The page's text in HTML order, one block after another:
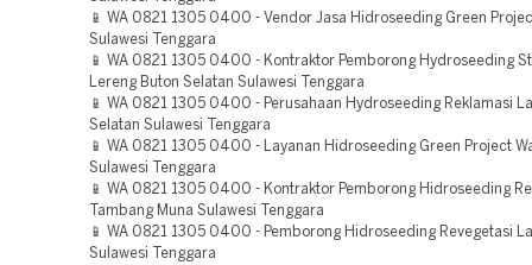
📱 WA 0821 1305 0400 - Vendor Jasa Hidroseeding Green
Sulawesi Tenggara
📱 WA 0821 1305 0400 - Kontraktor Pemborong Hydroseeding
Lereng Buton Selatan Sulawesi Tenggara
📱 WA 0821 1305 0400 - Perusahaan Hydroseeding Reklamasi
Selatan Sulawesi Tenggara
📱 WA 0821 1305 0400 - Layanan Hidroseeding Green Project
Sulawesi Tenggara
📱 WA 0821 1305 0400 - Kontraktor Pemborong Hidroseeding
Tambang Muna Sulawesi Tenggara
📱 WA 0821 1305 0400 - Pemborong Hidroseeding Revegetasi
Sulawesi Tenggara